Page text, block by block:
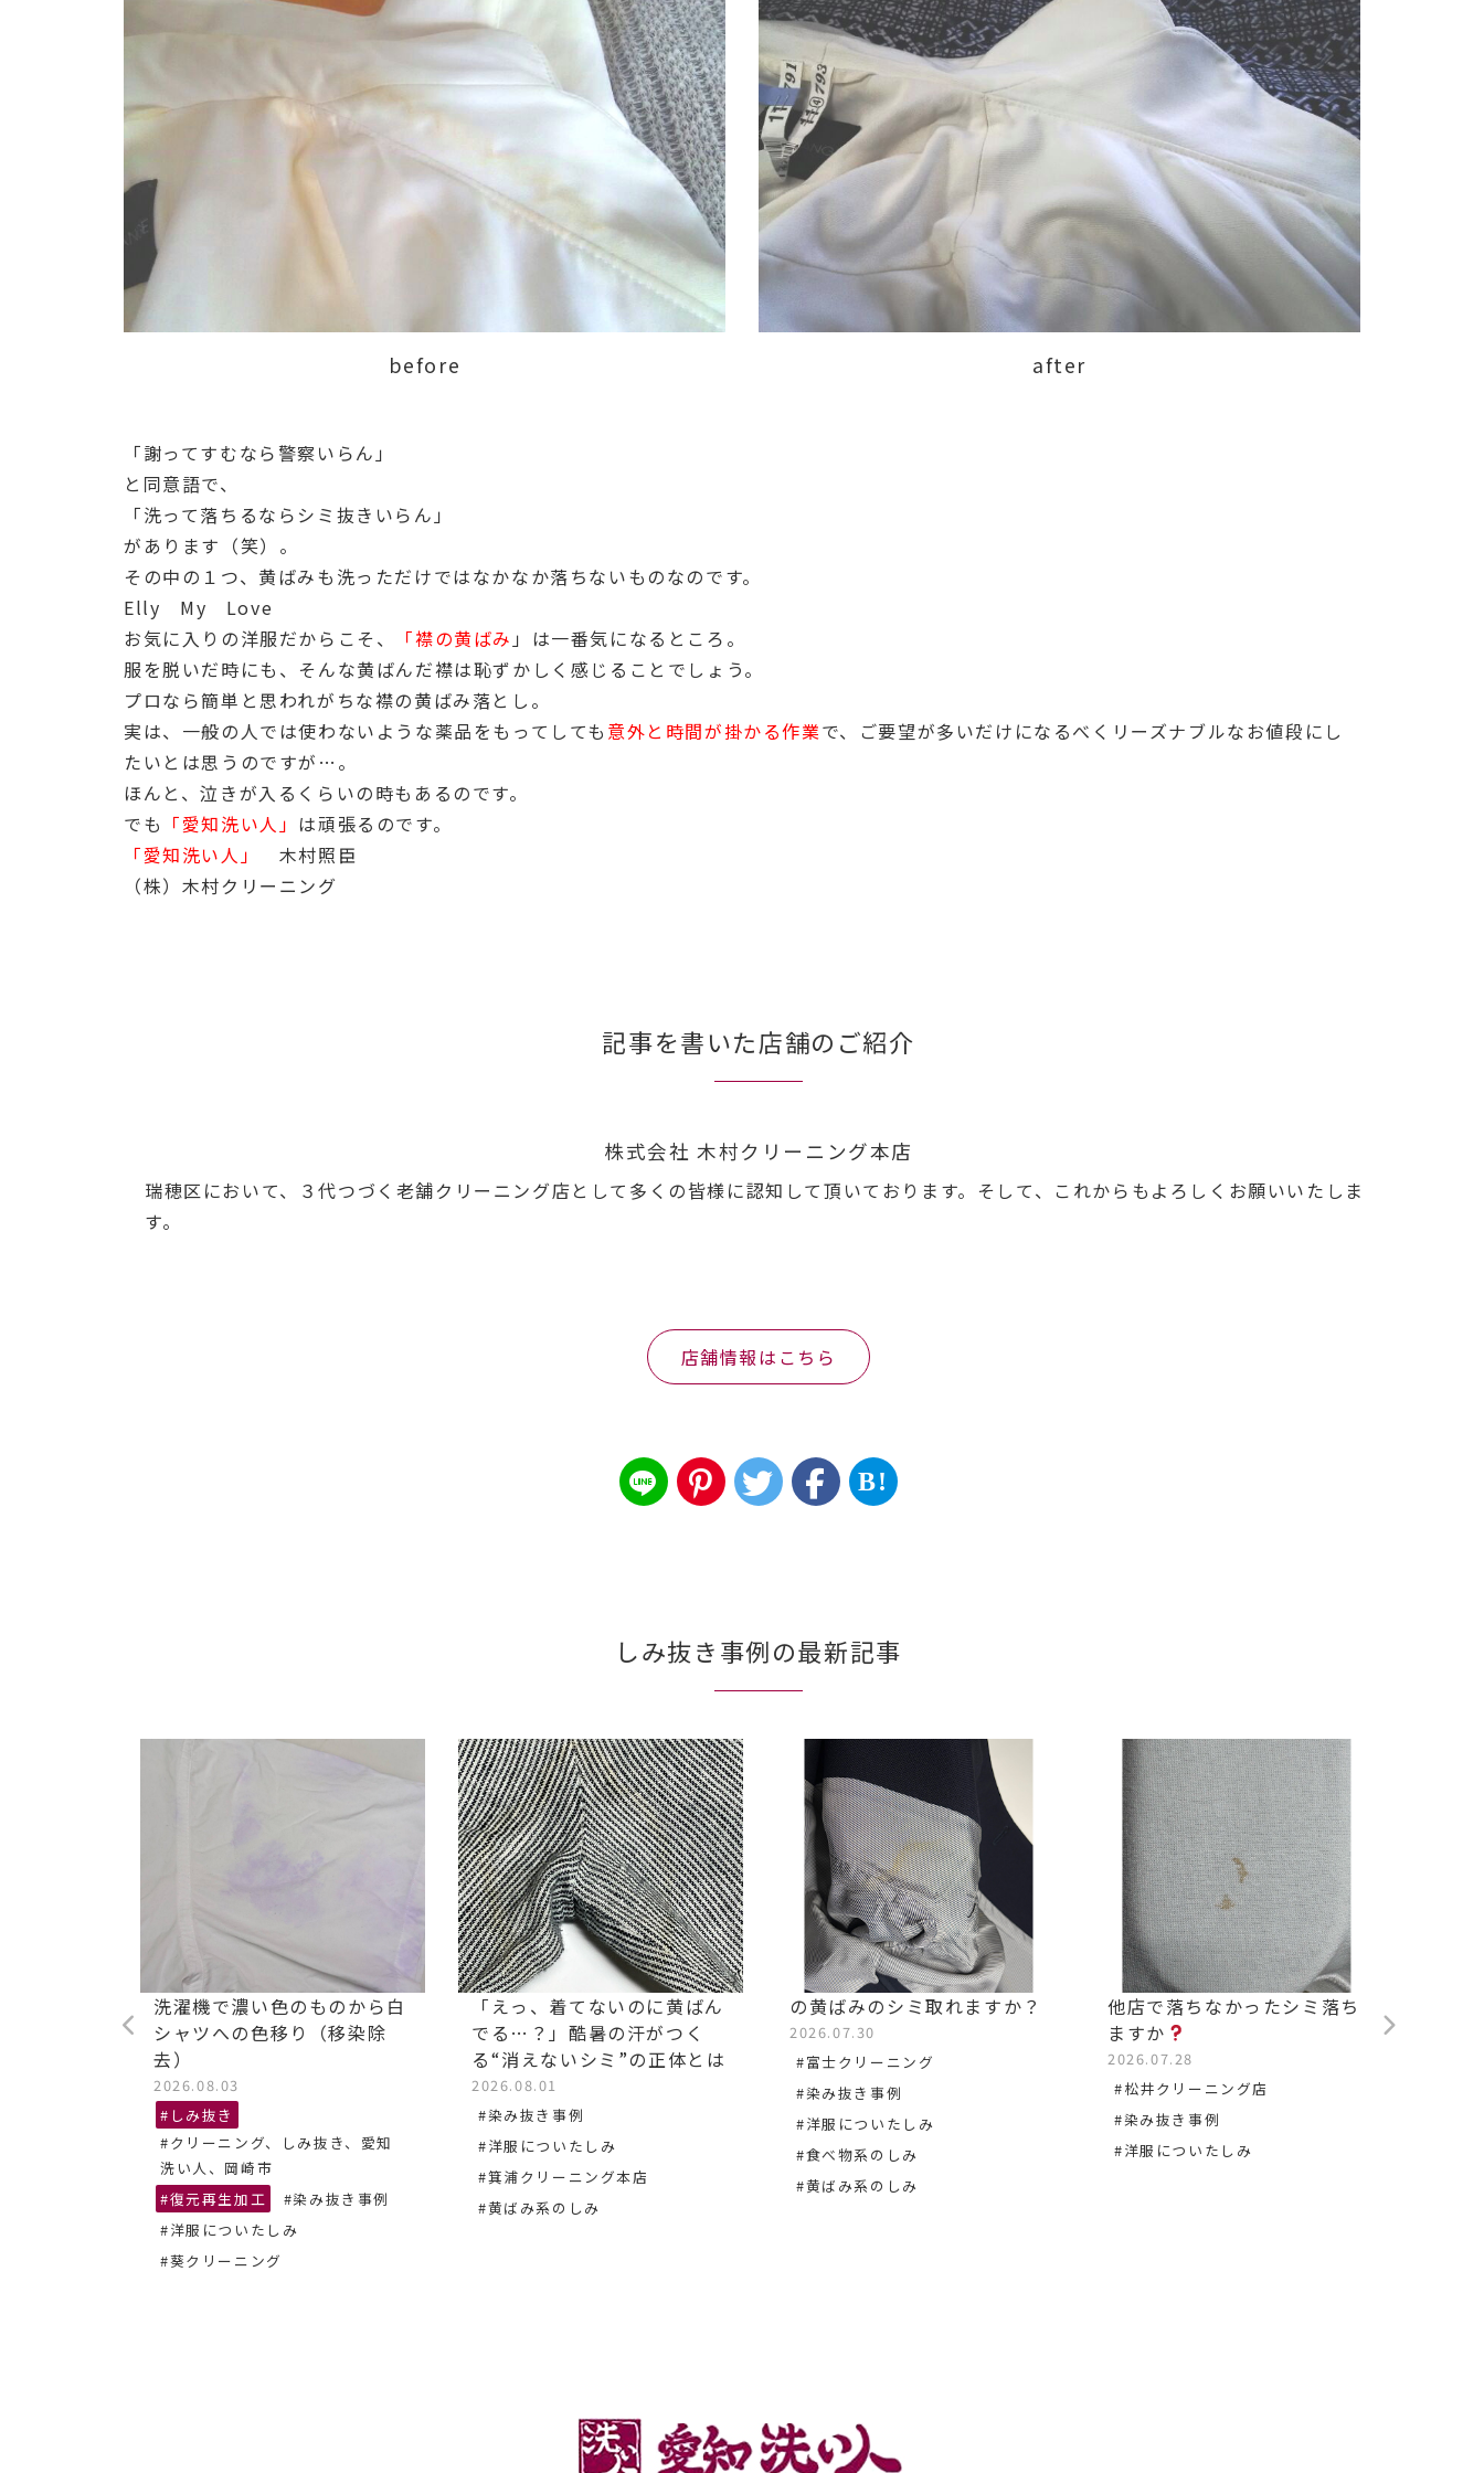
before after
「謝ってすむなら警察いらん」
と同意語で、
「洗って落ちるならシミ抜きいらん」
があります（笑）。
その中の１つ、黄ばみも洗っただけではなかなか落ちないものなのです。
Elly My Love
お気に入りの洋服だからこそ、
「襟の黄ばみ 」は一番気になるところ。
服を脱いだ時にも、そんな黄ばんだ襟は恥ずかしく感じることでしょう。
プロなら簡単と思われがちな襟の黄ばみ落とし。
実は、一般の人では使わないような薬品をもってしても 意外と時間が掛かる作業で、ご要望が多いだけになるべくリーズナブルなお値段にし
たいとは思うのですが…。
ほんと、泣きが入るくらいの時もあるのです。
でも 「愛知洗い人」 は頑張るのです。
「愛知洗い人」
木村照臣
（株）木村クリーニング
記事を書いた店舗のご紹介
株式会社 木村クリーニング本店
瑞穂区において、３代つづく老舗クリーニング店として多くの皆様に認知して頂いております。そして、これからもよろしくお願いいたしま
す。
店舗情報はこちら
B!
しみ抜き事例の最新記事
洗濯機で濃い色のものから白
シャツへの色移り（移染除
去）
2026.08.03
#しみ抜き
#クリーニング、しみ抜き、愛知
洗い人、岡崎市
#復元再生加工
#染み抜き事例
#洋服についたしみ
#葵クリーニング
「えっ、着てないのに黄ばん
でる…？」酷暑の汗がつく
る“消えないシミ”の正体とは
2026.08.01
#染み抜き事例
#洋服についたしみ
#箕浦クリーニング本店
#黄ばみ系のしみ
の黄ばみのシミ取れますか？
2026.07.30
#富士クリーニング
#染み抜き事例
#洋服についたしみ
#食べ物系のしみ
#黄ばみ系のしみ
他店で落ちなかったシミ落ち
ますか
2026.07.28
#松井クリーニング店
#染み抜き事例
#洋服についたしみ